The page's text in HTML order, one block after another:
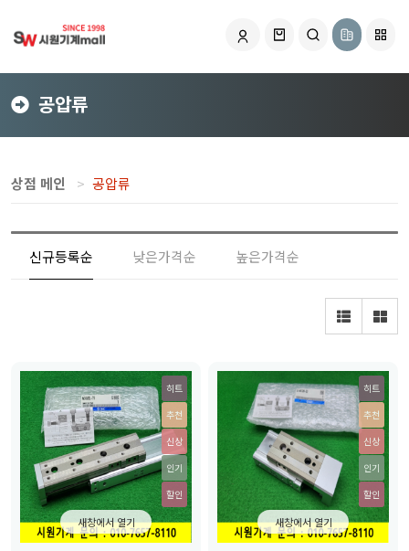
공압류
상점 메인 공압류
신규등록순 낮은가격순 높은가격순
히트
추천
신상
인기
할인
새창에서 열기
히트
추천
신상
인기
할인
새창에서 열기